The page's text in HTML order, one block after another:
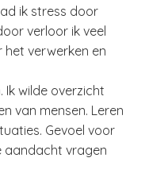
ik stress door
verloor ik veel
het verwerken en
Ik wilde overzicht
van mensen. Leren
Gevoel voor
aandacht vragen